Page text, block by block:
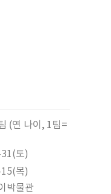
(연 나이, 1팀=
토)
목)
박물관